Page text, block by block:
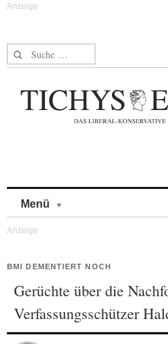
Suche nach:
Menü
BMI DEMENTIERT NOCH
Gerüchte über die
Verfassungsschützer